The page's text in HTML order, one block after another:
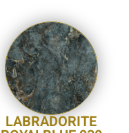
LABRADORITE